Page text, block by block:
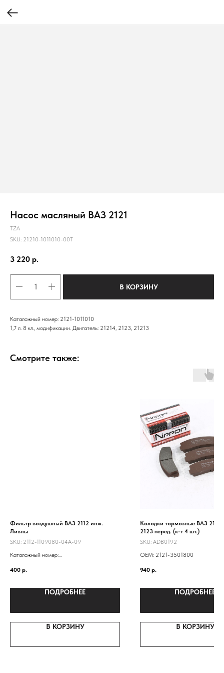
Насос масляный ВАЗ 2121
TZA
SKU: 21210-1011010-00Т
3 220 р.
В КОРЗИНУ
Каталожный номер: 2121-1011010
1,7 л. 8 кл., модификации. Двигатель: 21214, 2123, 21213
Смотрите также:
Фильтр воздушный ВАЗ 2112 инж.
Ливны
SKU: 2112-1109080-04А-09
Каталожный номер:
2112-1109080
400 р.
ПОДРОБНЕЕ
В КОРЗИНУ
Колодки тормозные ВАЗ 2121-
2123 перед. (к-т 4 шт.)
SKU: ADB0192
ОЕМ: 2121-3501800
940 р.
ПОДРОБНЕЕ
В КОРЗИНУ